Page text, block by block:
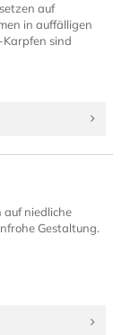
auf
in auffälligen
Karpfen sind
auf niedliche
Gestaltung.